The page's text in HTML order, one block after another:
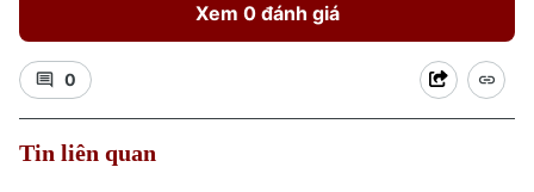
Xu hướng
Xem 0 đánh giá
0
Tin liên quan